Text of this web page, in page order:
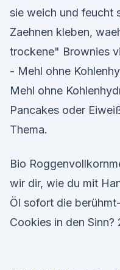
sie weich und feucht
Zaehnen kleben,
trockene" Brownies
- Mehl ohne
Mehl ohne
Pancakes oder
Thema.
Bio
wir dir, wie du mit
Öl sofort die
Cookies in den Sinn?